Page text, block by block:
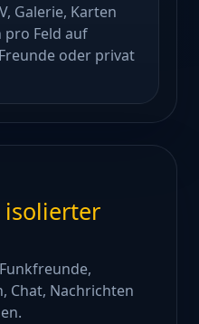
Galerie, Karten
Feld auf
oder privat
isolierter
Chat, Nachrichten